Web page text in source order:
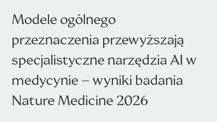
Modele ogólnego
przeznaczenia przewyższają
specjalistyczne narzędzia AI w
medycynie – wyniki badania
Nature Medicine 2026